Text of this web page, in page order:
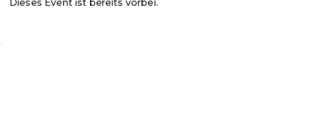
Dieses Event ist bereits vorbei.